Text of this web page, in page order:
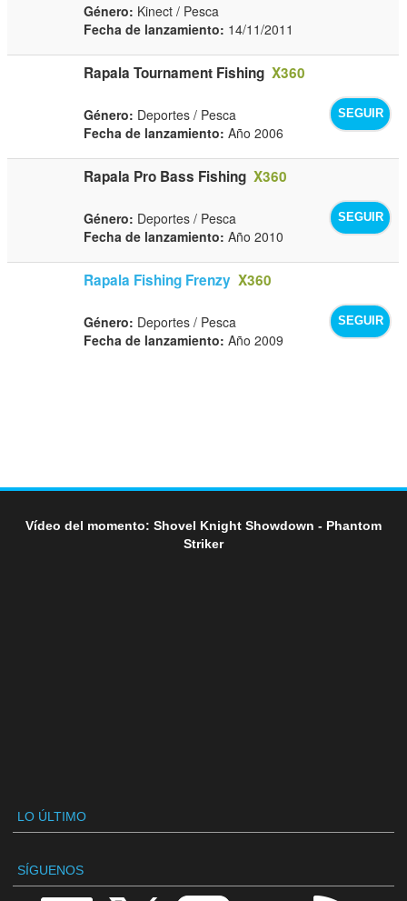
Género: Kinect / Pesca
Fecha de lanzamiento: 14/11/2011
Rapala Tournament Fishing X360
SEGUIR
Género: Deportes / Pesca
Fecha de lanzamiento: Año 2006
Rapala Pro Bass Fishing X360
SEGUIR
Género: Deportes / Pesca
Fecha de lanzamiento: Año 2010
Rapala Fishing Frenzy X360
SEGUIR
Género: Deportes / Pesca
Fecha de lanzamiento: Año 2009
Vídeo del momento: Shovel Knight Showdown - Phantom
Striker
LO ÚLTIMO
SÍGUENOS